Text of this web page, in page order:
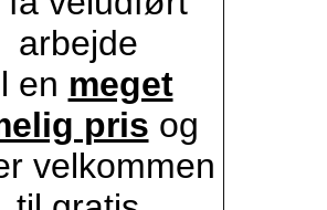
arbejde
en meget
pris og
velkommen